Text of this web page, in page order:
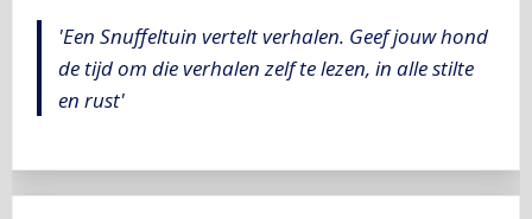
'Een Snuffeltuin vertelt verhalen. Geef jouw hond
de tijd om die verhalen zelf te lezen, in alle stilte
en rust'